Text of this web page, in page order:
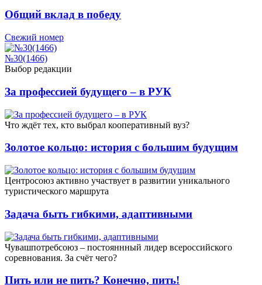
Общий вклад в победу
Свежий номер
№30(1466)
Выбор редакции
За профессией будущего – в РУК
Что ждёт тех, кто выбрал кооперативный вуз?
Золотое кольцо: история с большим будущим
Центросоюз активно участвует в развитии уникального
туристического маршрута
Задача быть гибкими, адаптивными
Чувашпотребсоюз – постояннный лидер всероссийского
соревнования. За счёт чего?
Пить или не пить? Конечно, пить!